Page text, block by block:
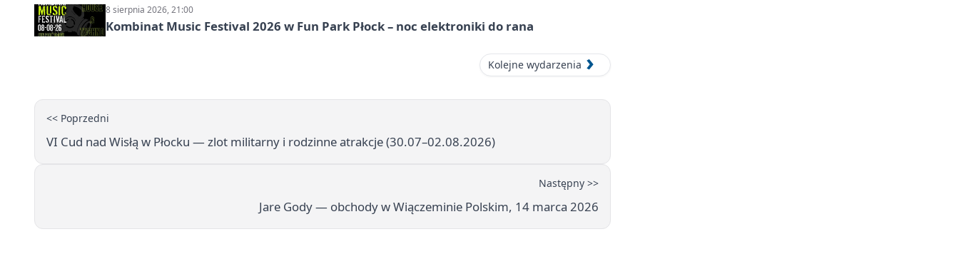
8 sierpnia 2026, 21:00
Kombinat Music Festival 2026 w Fun Park Płock – noc elektroniki do rana
Kolejne wydarzenia
<< Poprzedni
VI Cud nad Wisłą w Płocku — zlot militarny i rodzinne atrakcje (30.07–02.08.2026)
Następny >>
Jare Gody — obchody w Wiączeminie Polskim, 14 marca 2026